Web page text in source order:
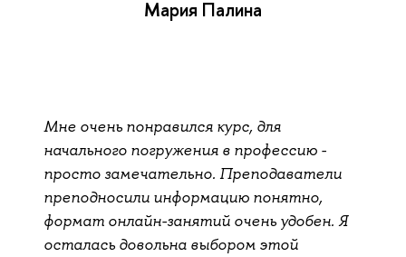
Мария Палина
Мне очень понравился курс, для
начального погружения в профессию -
просто замечательно. Преподаватели
преподносили информацию понятно,
формат онлайн-занятий очень удобен. Я
осталась довольна выбором этой